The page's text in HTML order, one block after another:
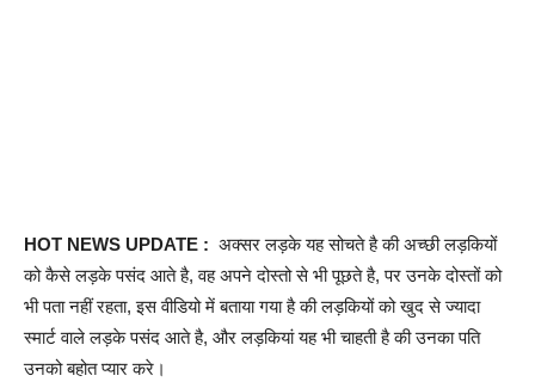
HOT NEWS UPDATE : अक्सर लड़के यह सोचते है की अच्छी लड़कियों
को कैसे लड़के पसंद आते है, वह अपने दोस्तो से भी पूछते है, पर उनके दोस्तों को
भी पता नहीं रहता, इस वीडियो में बताया गया है की लड़कियों को खुद से ज्यादा
स्मार्ट वाले लड़के पसंद आते है, और लड़कियां यह भी चाहती है की उनका पति
उनको बहोत प्यार करे।